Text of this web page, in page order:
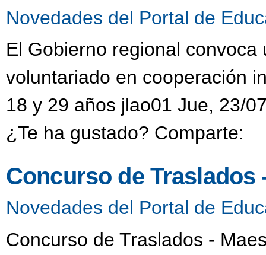
Novedades del Portal de
El Gobierno regional
voluntariado en cooperación
18 y 29 años jlao01 Jue, 23/
¿Te ha gustado? Comparte:
Concurso de Traslados
Novedades del Portal de
Concurso de Traslados -